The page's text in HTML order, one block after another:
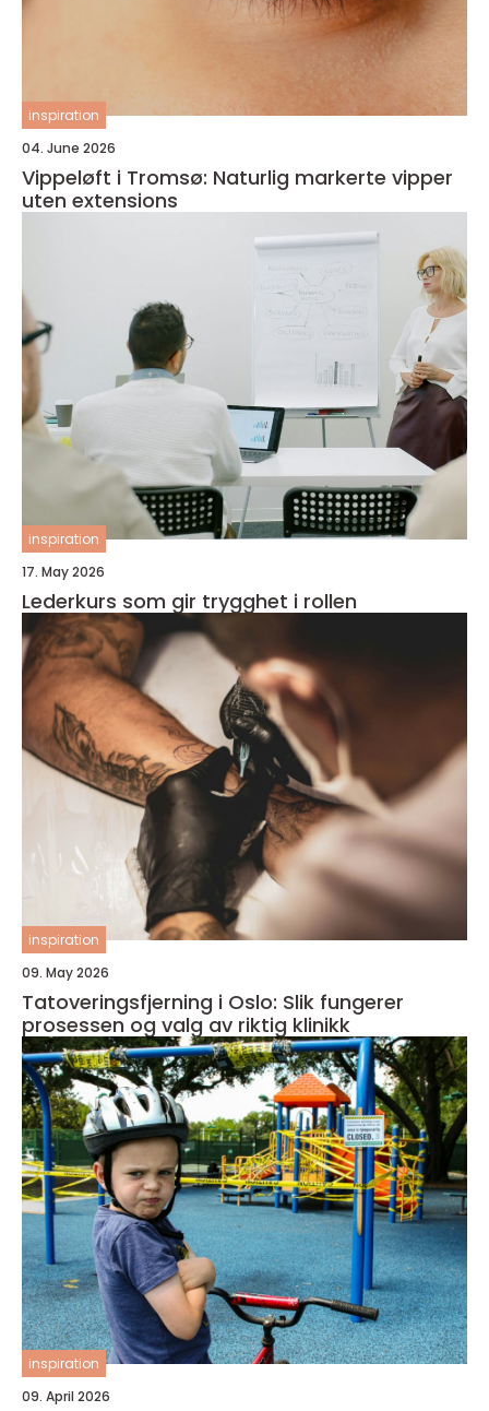
inspiration
04. June 2026
Vippeløft i Tromsø: Naturlig markerte vipper
uten extensions
inspiration
17. May 2026
Lederkurs som gir trygghet i rollen
inspiration
09. May 2026
Tatoveringsfjerning i Oslo: Slik fungerer
prosessen og valg av riktig klinikk
inspiration
09. April 2026